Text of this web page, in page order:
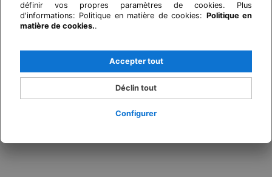
définir vos propres paramètres de cookies. Plus
d'informations: Politique en matière de cookies: Politique en
matière de cookies..
Configurer
Déclin tout
Accepter tout